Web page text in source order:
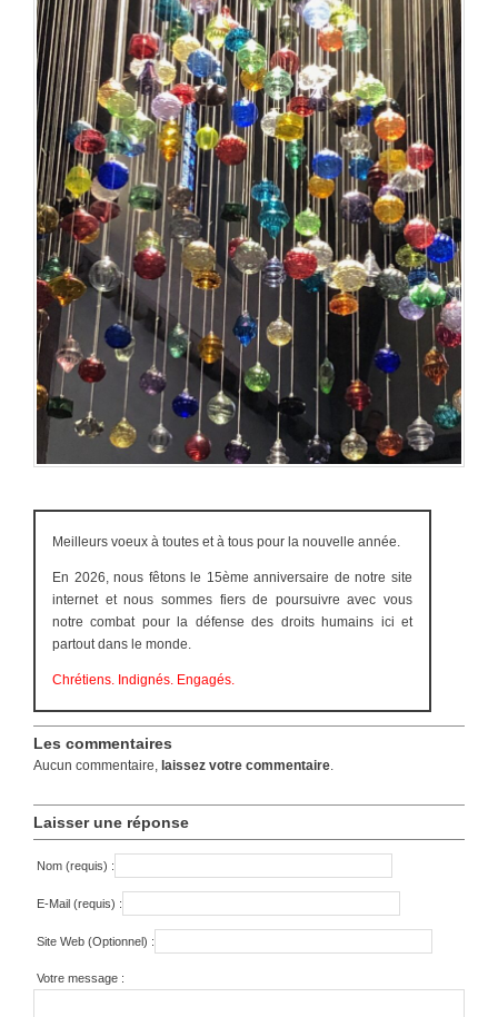
Meilleurs voeux à toutes et à tous pour la nouvelle année.
En 2026, nous fêtons le 15ème anniversaire de notre site
internet et nous sommes fiers de poursuivre avec vous
notre combat pour la défense des droits humains ici et
partout dans le monde.
Chrétiens. Indignés. Engagés.
Les commentaires
Aucun commentaire, laissez votre commentaire.
Laisser une réponse
Nom (requis) :
E-Mail (requis) :
Site Web (Optionnel) :
Votre message :